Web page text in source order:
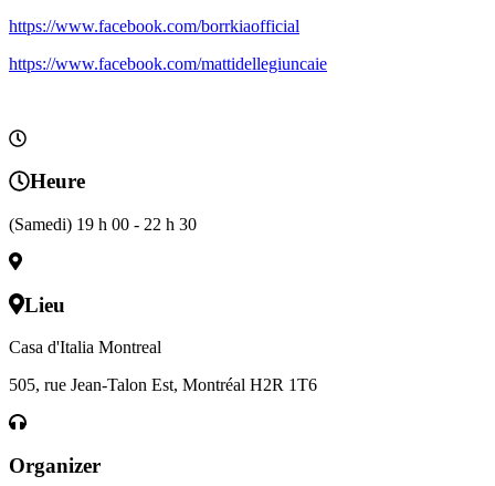
https://www.facebook.com/borrkiaofficial
https://www.facebook.com/mattidellegiuncaie
Heure
(Samedi) 19 h 00 - 22 h 30
Lieu
Casa d'Italia Montreal
505, rue Jean-Talon Est, Montréal H2R 1T6
Organizer